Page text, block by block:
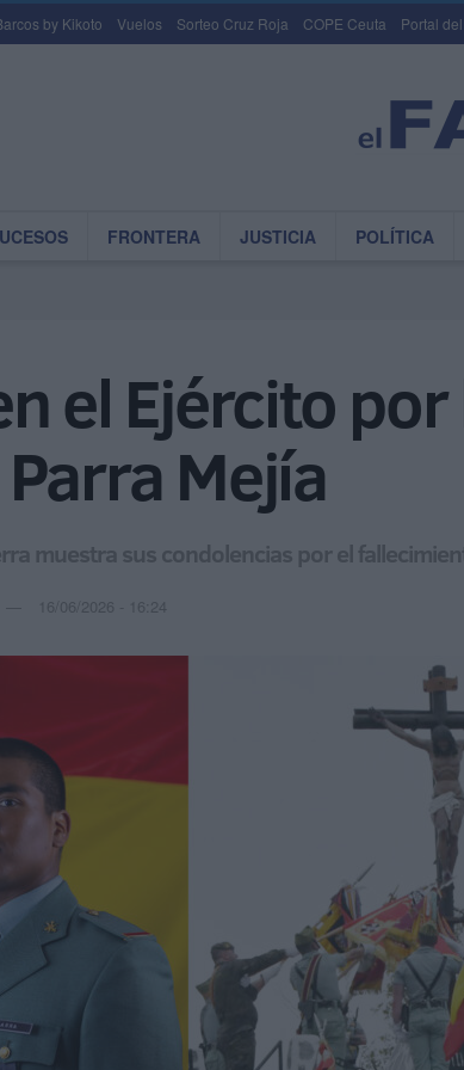
by Kikoto Vuelos Sorteo Cruz Roja COPE Ceuta Portal
FRONTERA JUSTICIA POLÍTICA
el Ejército
Mejía
muestra sus condolencias por el
16/06/2026 - 16:24